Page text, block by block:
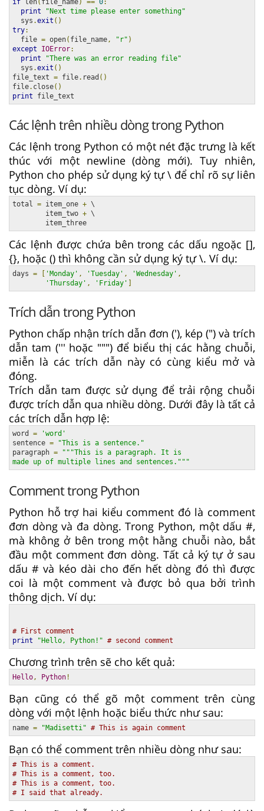
print
"Next time please enter something"
  sys
.exit ()
try:
  file
= open( file_name , "r" )
except
IOError:
print
"There was an error reading file"
  sys
.exit ()
file_text = file. read ()
file. close()
print file_text
Các lệnh trên nhiều dòng trong Python
Các lệnh trong Python có một nét đặc trưng là kết
thúc với một newline (dòng mới). Tuy nhiên,
Python cho phép sử dụng ký tự \ để chỉ rõ sự liên
tục dòng. Ví dụ:
total = item_one + \
        item_two
+ \
        item_three
Các lệnh được chứa bên trong các dấu ngoặc [],
{}, hoặc () thì không cần sử dụng ký tự \. Ví dụ:
days = [ 'Monday' , 'Tuesday' , 'Wednesday' ,
'Thursday' , 'Friday' ]
Trích dẫn trong Python
Python chấp nhận trích dẫn đơn ('), kép (") và trích
dẫn tam (''' hoặc """) để biểu thị các hằng chuỗi,
miễn là các trích dẫn này có cùng kiểu mở và
đóng.
Trích dẫn tam được sử dụng để trải rộng chuỗi
được trích dẫn qua nhiều dòng. Dưới đây là tất cả
các trích dẫn hợp lệ:
word =
'word'
sentence =
"This is a sentence."
paragraph =
"""This is a paragraph. It is
made up of multiple lines and sentences."""
Comment trong Python
Python hỗ trợ hai kiểu comment đó là comment
đơn dòng và đa dòng. Trong Python, một dấu #,
mà không ở bên trong một hằng chuỗi nào, bắt
đầu một comment đơn dòng. Tất cả ký tự ở sau
dấu # và kéo dài cho đến hết dòng đó thì được
coi là một comment và được bỏ qua bởi trình
thông dịch. Ví dụ:
# First comment
print
"Hello, Python!" # second comment
Chương trình trên sẽ cho kết quả:
Hello , Python !
Bạn cũng có thể gõ một comment trên cùng
dòng với một lệnh hoặc biểu thức như sau:
name = "Madisetti" # This is again comment
Bạn có thể comment trên nhiều dòng như sau:
# This is a comment.
# This is a comment, too.
# This is a comment, too.
# I said that already.